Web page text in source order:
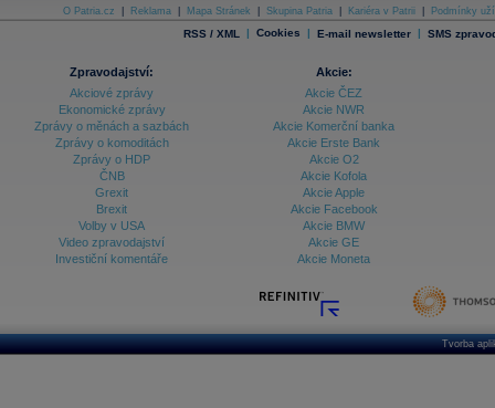
O Patria.cz Reklama Mapa Stránek Skupina Patria Kariéra v Patrii Podmínky
RSS / XML | Cookies | E-mail newsletter | SMS
Zpravodajství:
Akciové zprávy
Ekonomické zprávy
Zprávy o měnách a sazbách
Zprávy o komoditách
Zprávy o HDP
ČNB
Grexit
Brexit
Volby v USA
Video zpravodajství
Investiční komentáře
Akcie:
Akcie ČEZ
Akcie NWR
Akcie Komerční banka
Akcie Erste Bank
Akcie O2
Akcie Kofola
Akcie Apple
Akcie Facebook
Akcie BMW
Akcie GE
Akcie Moneta
Tvorba